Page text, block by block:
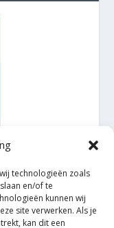
technologieën zoals
en/of te
kunnen wij
site verwerken. Als je
kan dit een